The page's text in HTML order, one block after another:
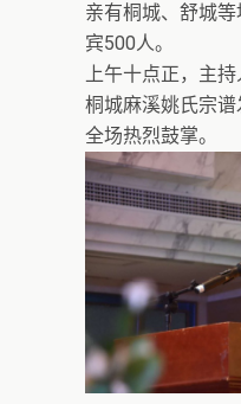
亲有桐城、舒城
宾500人。
上午十点正，主持
桐城麻溪姚氏宗谱
全场热烈鼓掌。